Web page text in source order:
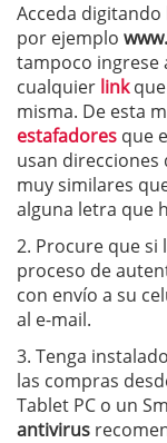
Acceda
por ejemplo
tampoco ingrese
cualquier linkque
misma. De esta
estafadores que
usan direcciones
muy similares
alguna letra que
2. Procure que si
proceso de
con envío a su
al e-mail.
3. Tenga
las compras
Tablet PC o un
antivirus